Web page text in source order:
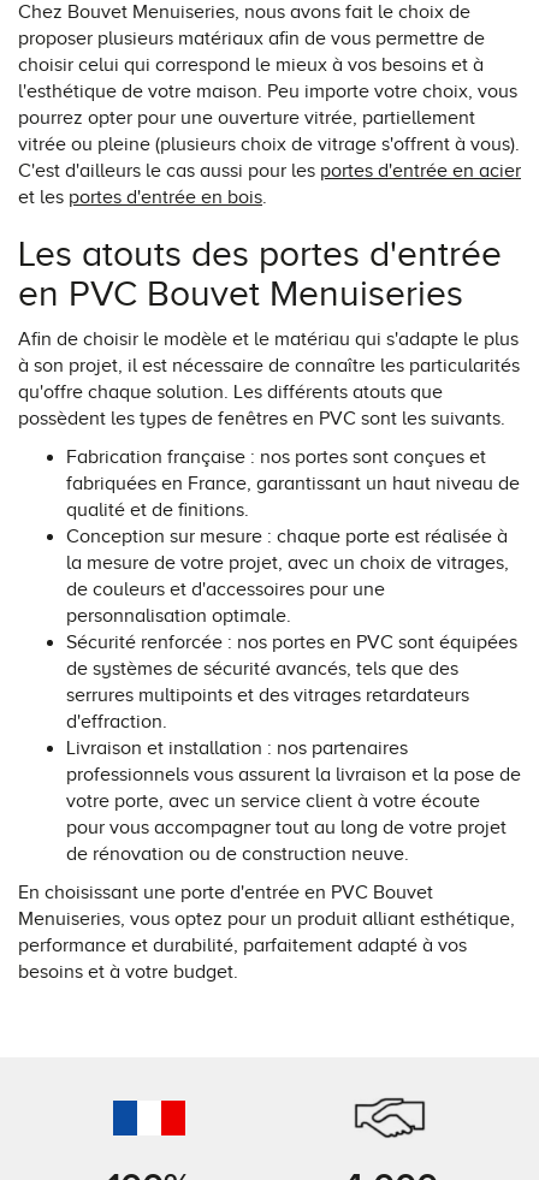
Chez Bouvet Menuiseries, nous avons fait le choix de
proposer plusieurs matériaux afin de vous permettre de
choisir celui qui correspond le mieux à vos besoins et à
l'esthétique de votre maison. Peu importe votre choix, vous
pourrez opter pour une ouverture vitrée, partiellement
vitrée ou pleine (plusieurs choix de vitrage s'offrent à vous).
C'est d'ailleurs le cas aussi pour les portes d'entrée en acier
et les portes d'entrée en bois.
Les atouts des portes d'entrée
en PVC Bouvet Menuiseries
Afin de choisir le modèle et le matériau qui s'adapte le plus
à son projet, il est nécessaire de connaître les particularités
qu'offre chaque solution. Les différents atouts que
possèdent les types de fenêtres en PVC sont les suivants.
Fabrication française : nos portes sont conçues et
fabriquées en France, garantissant un haut niveau de
qualité et de finitions.
Conception sur mesure : chaque porte est réalisée à
la mesure de votre projet, avec un choix de vitrages,
de couleurs et d'accessoires pour une
personnalisation optimale.
Sécurité renforcée : nos portes en PVC sont équipées
de systèmes de sécurité avancés, tels que des
serrures multipoints et des vitrages retardateurs
d'effraction.
Livraison et installation : nos partenaires
professionnels vous assurent la livraison et la pose de
votre porte, avec un service client à votre écoute
pour vous accompagner tout au long de votre projet
de rénovation ou de construction neuve.
En choisissant une porte d'entrée en PVC Bouvet
Menuiseries, vous optez pour un produit alliant esthétique,
performance et durabilité, parfaitement adapté à vos
besoins et à votre budget.